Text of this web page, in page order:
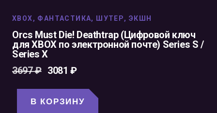
XBOX, ФАНТАСТИКА, ШУТЕР,ЭКШН
Orcs Must Die! Deathtrap (Цифровой ключ
для XBOX по электронной почте) Series S /
Series X
3697₽ 3081₽
В КОРЗИНУ